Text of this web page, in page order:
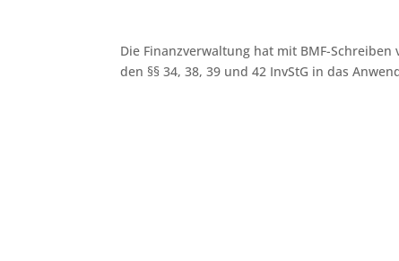
Die Finanzverwaltung hat mit BMF-Schreiben
den §§ 34, 38, 39 und 42 InvStG in das